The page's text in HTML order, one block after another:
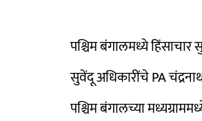
पश्चिम बंगालमध्ये
सुवेंदू अधिकारींचे PA
पश्चिम बंगालच्या